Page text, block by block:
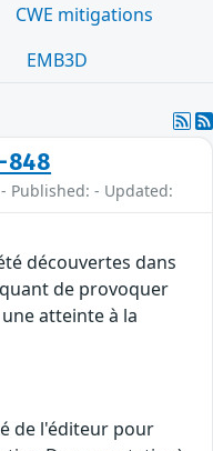
CWE mitigations
EMB3D
848
- Published: - Updated:
découvertes dans
de provoquer
atteinte à la
de l'éditeur pour